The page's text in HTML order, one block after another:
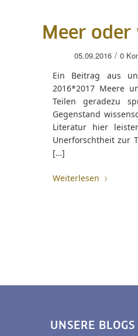
Meer
05.09.2016 / 0
Ein Beitrag aus
2016*2017 Meere
Teilen geradezu
Gegenstand
Literatur hier
Unerforschtheit zur
[…]
Weiterlesen
UNSERE BLOGS